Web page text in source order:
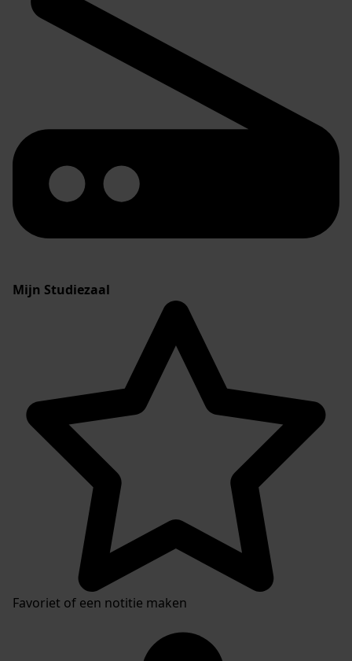
Mijn Studiezaal
Favoriet of een notitie maken